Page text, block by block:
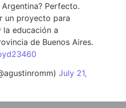
Perfecto.
un proyecto para
la educación a
de Buenos Aires.
July 21,